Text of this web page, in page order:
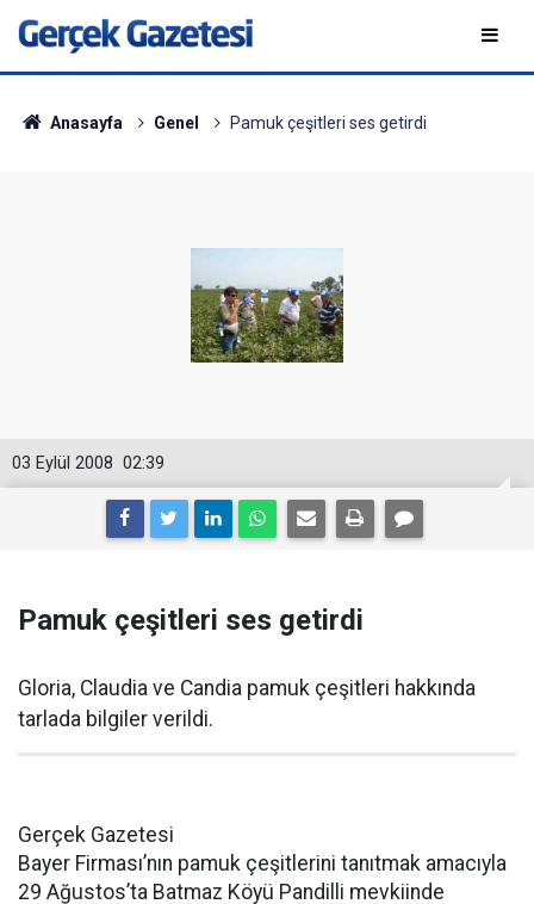
Anasayfa Genel Pamuk çeşitleri ses getirdi
02:39
03 Eylül 2008
Pamuk çeşitleri ses getirdi
Gloria, Claudia ve Candia pamuk çeşitleri hakkında
tarlada bilgiler verildi.
Gerçek Gazetesi
Bayer Firması’nın pamuk çeşitlerini tanıtmak amacıyla
29 Ağustos’ta Batmaz Köyü Pandilli mevkiinde